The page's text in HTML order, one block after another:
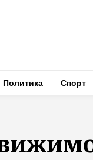
Политика Спорт